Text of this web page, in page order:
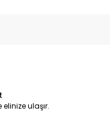
ulaşır.